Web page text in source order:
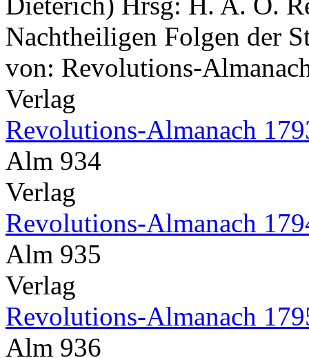
Nachtheiligen Folgen der
von: Revolutions-
Verlag
Revolutions-Almanach
Alm 934
Verlag
Revolutions-Almanach
Alm 935
Verlag
Revolutions-Almanach
Alm 936